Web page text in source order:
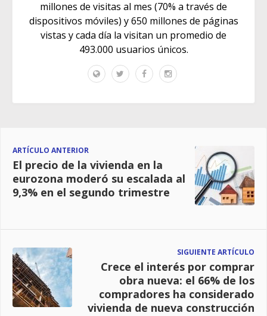
millones de visitas al mes (70% a través de
dispositivos móviles) y 650 millones de páginas
vistas y cada día la visitan un promedio de
493.000 usuarios únicos.
ARTÍCULO ANTERIOR
El precio de la vivienda en la
eurozona moderó su escalada al
9,3% en el segundo trimestre
SIGUIENTE ARTÍCULO
Crece el interés por comprar
obra nueva: el 66% de los
compradores ha considerado
vivienda de nueva construcción